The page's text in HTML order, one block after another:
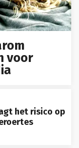
voor
het risico op